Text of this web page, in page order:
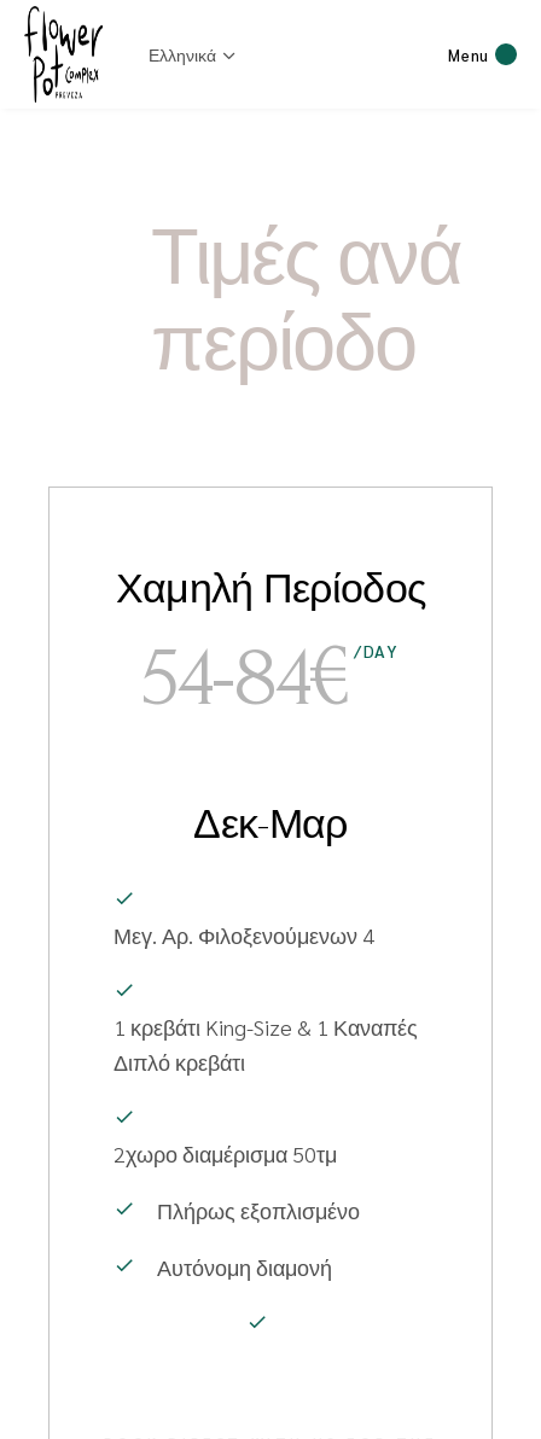
Ελληνικά Menu
Τιμές ανά
περίοδο
Χαμηλή Περίοδος
54-84€/DAY
Δεκ-Μαρ
Μεγ. Αρ. Φιλοξενούμενων 4
1 κρεβάτι King-Size & 1 Καναπές
Διπλό κρεβάτι
2χωρο διαμέρισμα 50τμ
Πλήρως εξοπλισμένο
Αυτόνομη διαμονή